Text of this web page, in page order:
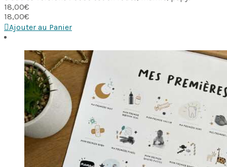
18,00€
18,00€
Ajouter au Panier